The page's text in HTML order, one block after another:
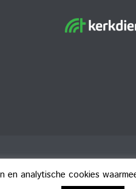
analytische cookies